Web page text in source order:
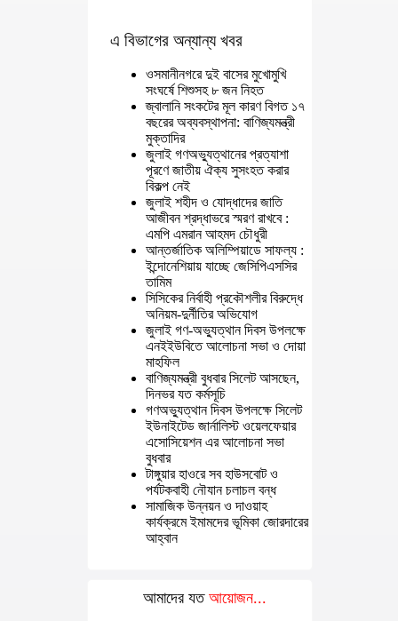
এ বিভাগের অন্যান্য খবর
ওসমানীনগরে দুই বাসের মুখোমুখি
সংঘর্ষে শিশুসহ ৮ জন নিহত
জ্বালানি সংকটের মূল কারণ বিগত ১৭
বছরের অব্যবস্থাপনা: বাণিজ্যমন্ত্রী
মুক্তাদির
জুলাই গণঅভ্যুত্থানের প্রত্যাশা
পূরণে জাতীয় ঐক্য সুসংহত করার
বিকল্প নেই
জুলাই শহীদ ও যোদ্ধাদের জাতি
আজীবন শ্রদ্ধাভরে স্মরণ রাখবে :
এমপি এমরান আহমদ চৌধুরী
আন্তর্জাতিক অলিম্পিয়াডে সাফল্য :
ইন্দোনেশিয়ায় যাচ্ছে জেসিপিএসসির
তামিম
সিসিকের নির্বাহী প্রকৌশলীর বিরুদ্ধে
অনিয়ম-দুর্নীতির অভিযোগ
জুলাই গণ-অভ্যুত্থান দিবস উপলক্ষে
এনইইউবিতে আলোচনা সভা ও দোয়া
মাহফিল
বাণিজ্যমন্ত্রী বুধবার সিলেট আসছেন,
দিনভর যত কর্মসূচি
গণঅভ্যুত্থান দিবস উপলক্ষে সিলেট
ইউনাইটেড জার্নালিস্ট ওয়েলফেয়ার
এসোসিয়েশন এর আলোচনা সভা
বুধবার
টাঙ্গুয়ার হাওরে সব হাউসবোট ও
পর্যটকবাহী নৌযান চলাচল বন্ধ
সামাজিক উন্নয়ন ও দাওয়াহ
কার্যক্রমে ইমামদের ভূমিকা জোরদারের
আহ্বান
আমাদের যত আয়োজন...